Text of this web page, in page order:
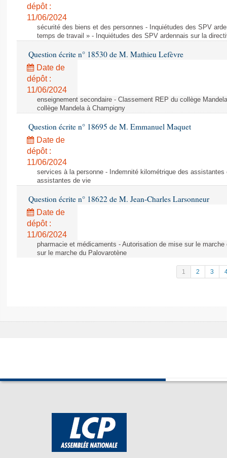
dépôt :
11/06/2024
sécurité des biens et des personnes - Inquiétudes des SPV
temps de travail » - Inquiétudes des SPV ardennais sur la
Question écrite n° 18530 de M. Mathieu Lefèvre
Date de
dépôt :
11/06/2024
enseignement secondaire - Classement REP du collège
collège Mandela à Champigny
Question écrite n° 18695 de M. Emmanuel Maquet
Date de
dépôt :
11/06/2024
services à la personne - Indemnité kilométrique des
assistantes de vie
Question écrite n° 18622 de M. Jean-Charles Larsonneur
Date de
dépôt :
11/06/2024
pharmacie et médicaments - Autorisation de mise sur le
sur le marche du Palovarotène
1 2 3